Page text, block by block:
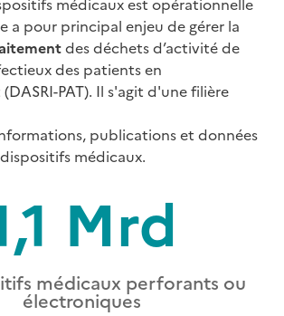
a pour principal enjeu de gérer la
des déchets d’activité de
des patients en
PAT). Il s'agit d'une filière
publications et données
médicaux.
Mrd
médicaux perforants ou
électroniques